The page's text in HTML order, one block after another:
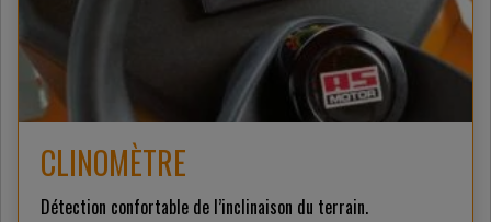
CLINOMÈTRE
Détection confortable de l’inclinaison du terrain.